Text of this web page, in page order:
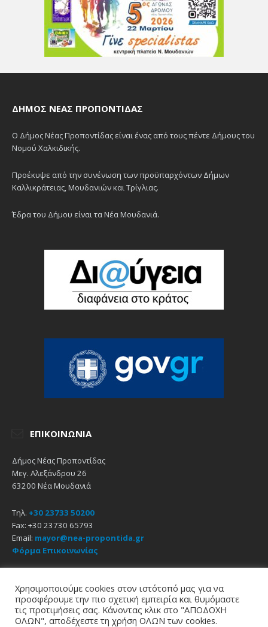
ΔΉΜΟΣ ΝΈΑΣ ΠΡΟΠΟΝΤΊΔΑΣ
Ο Δήμος Νέας Προποντίδας είναι ένας από τους πέντε Δήμους του
Νομού Χαλκιδικής.
Προέκυψε από την συνένωση των προϋπαρχόντων Δήμων
Καλλικράτειας, Μουδανιών και Τρίγλιας.
Έδρα του Δήμου είναι τα Νέα Μουδανιά.
ΕΠΙΚΟΙΝΩΝΊΑ
Δήμος Νέας Προποντίδας
Μεγ. Αλεξάνδρου 26
63200 Νέα Μουδανιά
Τηλ. +30 23733 50200
Fax: +30 23730 65793
Email: mayor@nea-propontida.gr
Φόρμα Επικοινωνίας
EmailFacebookYouTube
Χρησιμοποιούμε cookies στον ιστότοπό μας για να
προσφέρουμε την πιο σχετική εμπειρία και θυμόμαστε
τις προτιμήσεις σας. Κάνοντας κλικ στο "ΑΠΟΔΟΧΗ
ΟΛΩΝ", αποδέχεστε τη χρήση ΟΛΩΝ των cookies.